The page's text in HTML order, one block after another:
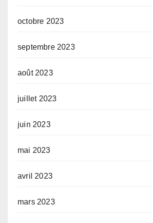
octobre 2023
septembre 2023
août 2023
juillet 2023
juin 2023
mai 2023
avril 2023
mars 2023